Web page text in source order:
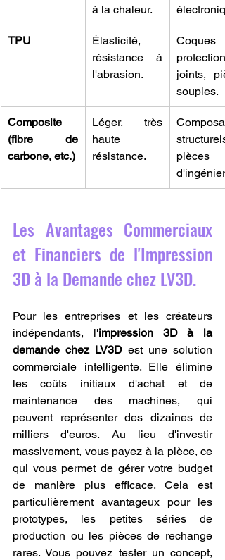
à la chaleur.
TPU
Élasticité,
résistance à
l'abrasion.
Coques
protection,
joints,
souples.
Composite
(fibre de
carbone, etc.)
Léger, très
haute
résistance.
structurels,
pièces
Les Avantages Commerciaux
et Financiers de l'Impression
3D à la Demande chez LV3D.
Pour les entreprises et les créateurs
indépendants, l'impression 3D à la
demande chez LV3D est une solution
commerciale intelligente. Elle élimine
les coûts initiaux d'achat et de
maintenance des machines, qui
peuvent représenter des dizaines de
milliers d'euros. Au lieu d'investir
massivement, vous payez à la pièce, ce
qui vous permet de gérer votre budget
de manière plus efficace. Cela est
particulièrement avantageux pour les
prototypes, les petites séries de
production ou les pièces de rechange
rares. Vous pouvez tester un concept,